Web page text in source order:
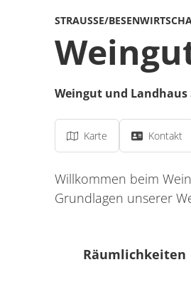
STRAUSSE/
Weingut und Landhaus
Karte Kontakt
Willkommen beim
Grundlagen unserer
Räumlichkeiten